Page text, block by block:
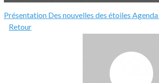
Présentation Des nouvelles des étoiles Agenda
Retour